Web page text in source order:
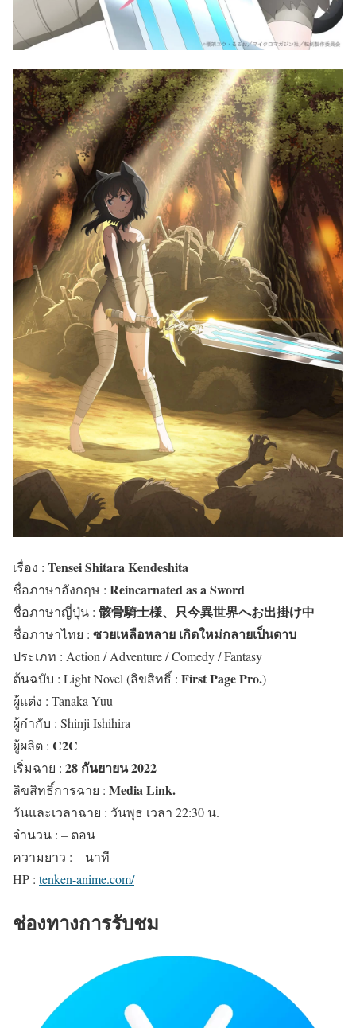
เรื่อง : Tensei Shitara Kendeshita
ชื่อภาษาอังกฤษ : Reincarnated as a Sword
ชื่อภาษาญี่ปุ่น : 骸骨騎士様、只今異世界へお出掛け中
ชื่อภาษาไทย : ซวยเหลือหลาย เกิดใหม่กลายเป็นดาบ
ประเภท : Action / Adventure / Comedy / Fantasy
ต้นฉบับ : Light Novel (ลิขสิทธิ์ : First Page Pro.)
ผู้แต่ง : Tanaka Yuu
ผู้กำกับ : Shinji Ishihira
ผู้ผลิต : C2C
เริ่มฉาย : 28 กันยายน 2022
ลิขสิทธิ์การฉาย : Media Link.
วันและเวลาฉาย : วันพุธ เวลา 22:30 น.
จำนวน : – ตอน
ความยาว : – นาที
HP : tenken-anime.com/
ช่องทางการรับชม